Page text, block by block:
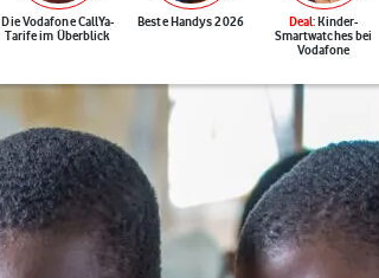
Die Vodafone CallYa-
Tarife im Überblick
Beste Handys 2026 Deal: Kinder-
Smartwatches bei
Vodafone